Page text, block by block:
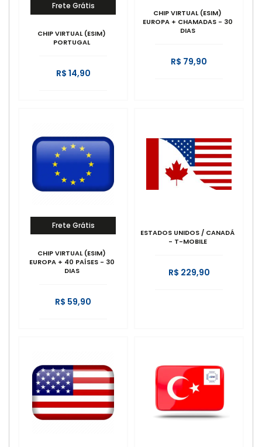
Frete Grátis
CHIP VIRTUAL (ESIM)
PORTUGAL
R$ 14,90
CHIP VIRTUAL (ESIM)
EUROPA + CHAMADAS - 30
DIAS
R$ 79,90
Frete Grátis
CHIP VIRTUAL (ESIM)
EUROPA + 40 PAÍSES - 30
DIAS
R$ 59,90
ESTADOS UNIDOS / CANADÁ
- T-MOBILE
R$ 229,90